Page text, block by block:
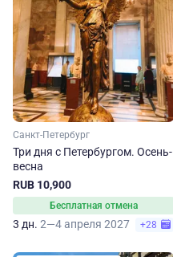
Санкт-Петербург
Три дня с Петербургом. Осень-
весна
RUB 10,900
Бесплатная отмена
3 дн. 2—4 апреля 2027 +28